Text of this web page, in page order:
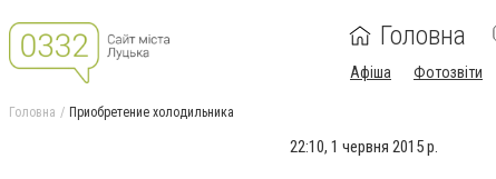
Головна
Афіша Фотозвіти
Головна Приобретение холодильника
22:10, 1 червня 2015 р.